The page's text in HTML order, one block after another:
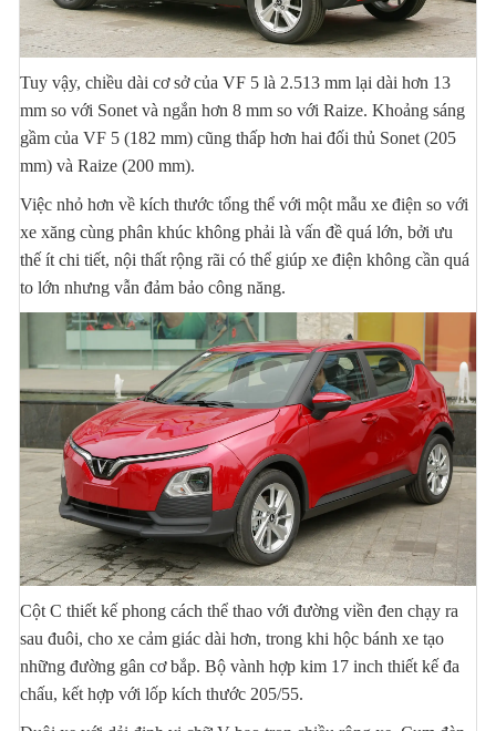
Tuy vậy, chiều dài cơ sở của VF 5 là 2.513 mm lại dài hơn 13
mm so với Sonet và ngắn hơn 8 mm so với Raize. Khoảng sáng
gầm của VF 5 (182 mm) cũng thấp hơn hai đối thủ Sonet (205
mm) và Raize (200 mm).
Việc nhỏ hơn về kích thước tổng thể với một mẫu xe điện so với
xe xăng cùng phân khúc không phải là vấn đề quá lớn, bởi ưu
thế ít chi tiết, nội thất rộng rãi có thể giúp xe điện không cần quá
to lớn nhưng vẫn đảm bảo công năng.
Cột C thiết kế phong cách thể thao với đường viền đen chạy ra
sau đuôi, cho xe cảm giác dài hơn, trong khi hộc bánh xe tạo
những đường gân cơ bắp. Bộ vành hợp kim 17 inch thiết kế đa
chấu, kết hợp với lốp kích thước 205/55.